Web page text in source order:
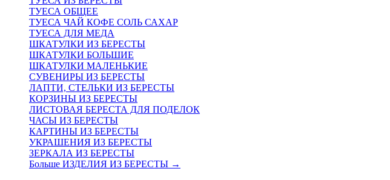
ТУЕСА ОБЩЕЕ
ТУЕСА ЧАЙ КОФЕ СОЛЬ САХАР
ТУЕСА ДЛЯ МЕДА
ШКАТУЛКИ ИЗ БЕРЕСТЫ
ШКАТУЛКИ БОЛЬШИЕ
ШКАТУЛКИ МАЛЕНЬКИЕ
СУВЕНИРЫ ИЗ БЕРЕСТЫ
ЛАПТИ, СТЕЛЬКИ ИЗ БЕРЕСТЫ
КОРЗИНЫ ИЗ БЕРЕСТЫ
ЛИСТОВАЯ БЕРЕСТА ДЛЯ ПОДЕЛОК
ЧАСЫ ИЗ БЕРЕСТЫ
КАРТИНЫ ИЗ БЕРЕСТЫ
УКРАШЕНИЯ ИЗ БЕРЕСТЫ
ЗЕРКАЛА ИЗ БЕРЕСТЫ
Больше ИЗДЕЛИЯ ИЗ БЕРЕСТЫ →